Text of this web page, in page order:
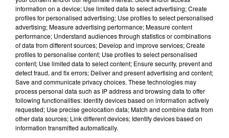
TITRES DIFFUSÉS
information on a device; Use limited data to select advertising; Create
profiles for personalised advertising; Use profiles to select personalised
advertising; Measure advertising performance; Measure content
performance; Understand audiences through statistics or combinations
of data from different sources; Develop and improve services; Create
profiles to personalise content; Use profiles to select personalised
content; Use limited data to select content; Ensure security, prevent and
detect fraud, and fix errors; Deliver and present advertising and content;
Save and communicate privacy choices. These technologies may
process personal data such as IP address and browsing data to offer
following functionalities: Identify devices based on information actively
requested; Use precise geolocation data; Match and combine data from
other data sources; Link different devices; Identify devices based on
information transmitted automatically.